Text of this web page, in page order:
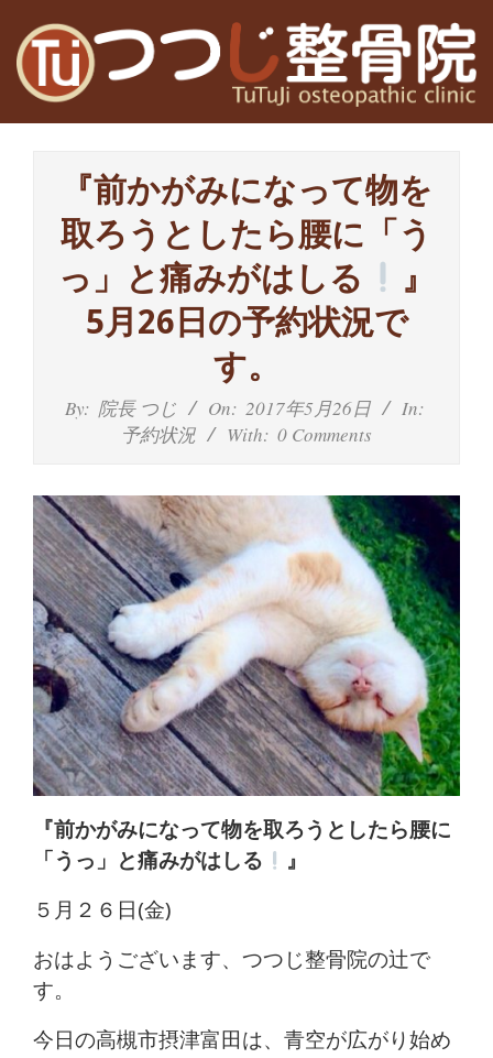
content
高
富
田
の
整
体
肩
こ
り
腰
痛
坐
骨
神
経
痛
『前かがみになって物を
取ろうとしたら腰に「う
っ」と痛みがはしる
』
5月26日の予約状況で
す。
By: 院長 つじ On: 2017年5月26日
In:
予約状況
With: 0 Comments
『前かがみになって物を取ろうとしたら腰に
「うっ」と痛みがはしる
』
５月２６日(金)
おはようございます、つつじ整骨院の辻で
す。
今日の高槻市摂津富田は、青空が広がり始め